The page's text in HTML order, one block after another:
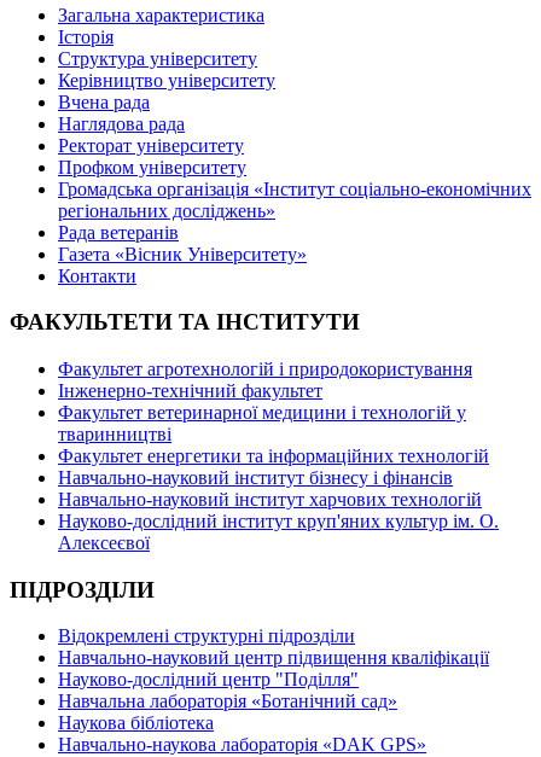
Загальна характеристика
Історія
Структура університету
Керівництво університету
Вчена рада
Наглядова рада
Ректорат університету
Профком університету
Громадська організація «Інститут соціально-економічних
регіональних досліджень»
Рада ветеранів
Газета «Вісник Університету»
Контакти
ФАКУЛЬТЕТИ ТА ІНСТИТУТИ
Факультет агротехнологій і природокористування
Інженерно-технічний факультет
Факультет ветеринарної медицини і технологій у
тваринництві
Факультет енергетики та інформаційних технологій
Навчально-науковий інститут бізнесу і фінансів
Навчально-науковий інститут харчових технологій
Науково-дослідний інститут круп'яних культур ім. О.
Алексеєвої
ПІДРОЗДІЛИ
Відокремлені структурні підрозділи
Навчально-науковий центр підвищення кваліфікації
Науково-дослідний центр "Поділля"
Навчальна лабораторія «Ботанічний сад»
Наукова бібліотека
Навчально-наукова лабораторія «DAK GPS»